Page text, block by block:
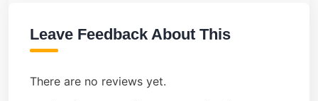
Leave Feedback About This
There are no reviews yet.